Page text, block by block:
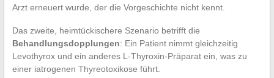
Arzt erneuert wurde, der die Vorgeschichte nicht kennt.
Das zweite, heimtückischere Szenario betrifft die
Behandlungsdopplungen: Ein Patient nimmt gleichzeitig
Levothyrox und ein anderes L-Thyroxin-Präparat ein, was zu
einer iatrogenen Thyreotoxikose führt.